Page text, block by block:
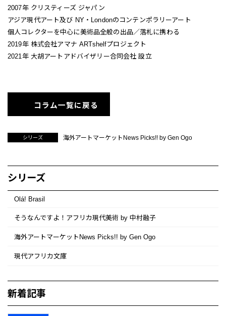
2007年 クリスティーズ ジャパン
アジア現代アート及び NY・Londonのコンテンポラリーアート
個人コレクターを中心に美術品全般の出品／落札に携わる
2019年 株式会社アマナ ARTshelfプロジェクト
2021年 大胡アートアドバイザリー合同会社 設立
コラム一覧に戻る
シリーズ 海外アートマーケットNews Picks!! by Gen Ogo
シリーズ
Olá! Brasil
そうなんですよ！アフリカ現代美術 by 中村融子
海外アートマーケットNews Picks!! by Gen Ogo
現代アフリカ文庫
新着記事